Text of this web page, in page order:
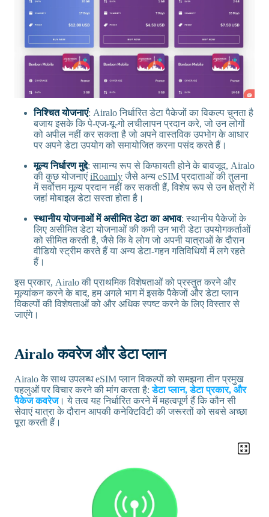
निश्चित योजनाएं: Airalo निर्धारित डेटा पैकेजों का विकल्प चुनता है
बजाय इसके कि पे-एज-यू-गो लचीलापन प्रदान करे, जो उन लोगों
को अपील नहीं कर सकता है जो अपने वास्तविक उपभोग के आधार
पर अपने डेटा उपयोग को समायोजित करना पसंद करते हैं।
मूल्य निर्धारण मुद्दे: सामान्य रूप से किफायती होने के बावजूद, Airalo
की कुछ योजनाएं iRoamlyजैसे अन्य eSIM प्रदाताओं की तुलना
में सर्वोत्तम मूल्य प्रदान नहीं कर सकती हैं, विशेष रूप से उन क्षेत्रों में
जहां मोबाइल डेटा सस्ता होता है।
स्थानीय योजनाओं में असीमित डेटा का अभाव: स्थानीय पैकेजों के
लिए असीमित डेटा योजनाओं की कमी उन भारी डेटा उपयोगकर्ताओं
को सीमित करती है, जैसे कि वे लोग जो अपनी यात्राओं के दौरान
वीडियो स्ट्रीम करते हैं या अन्य डेटा-गहन गतिविधियों में लगे रहते
हैं।
इस प्रकार, Airalo की प्राथमिक विशेषताओं को प्रस्तुत करने और
मूल्यांकन करने के बाद, हम अगले भाग में इसके पैकेजों और डेटा प्लान
विकल्पों की विशेषताओं को और अधिक स्पष्ट करने के लिए विस्तार से
जाएंगे।
Airalo कवरेज और डेटा प्लान
Airalo के साथ उपलब्ध eSIM प्लान विकल्पों को समझना तीन प्रमुख
पहलुओं पर विचार करने की मांग करता है:डेटा प्लान, डेटा प्रकार, और
पैकेज कवरेज। ये तत्व यह निर्धारित करने में महत्वपूर्ण हैं कि कौन सी
सेवाएं यात्रा के दौरान आपकी कनेक्टिविटी की जरूरतों को सबसे अच्छा
पूरा करती हैं।